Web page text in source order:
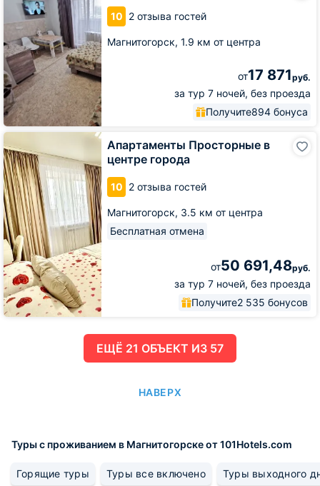
10 2 отзыва гостей
Магнитогорск, 1.9 км от центра
от17 871руб.
за тур 7 ночей, без проезда
Получите894 бонуса
Август
Апартаменты Просторные в
центре города
10 2 отзыва гостей
Магнитогорск, 3.5 км от центра
Бесплатная отмена
от50 691,48руб.
за тур 7 ночей, без проезда
Получите2 535 бонусов
Апартаменты
Просторные
в
центре
города
ЕЩË 21 ОБЪЕКТ ИЗ 57
НАВЕРХ
Туры с проживанием в Магнитогорске от 101Hotels.com
Горящие туры Туры все включено Туры выходного